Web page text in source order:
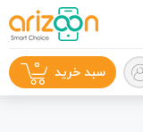
سبد خرید 0